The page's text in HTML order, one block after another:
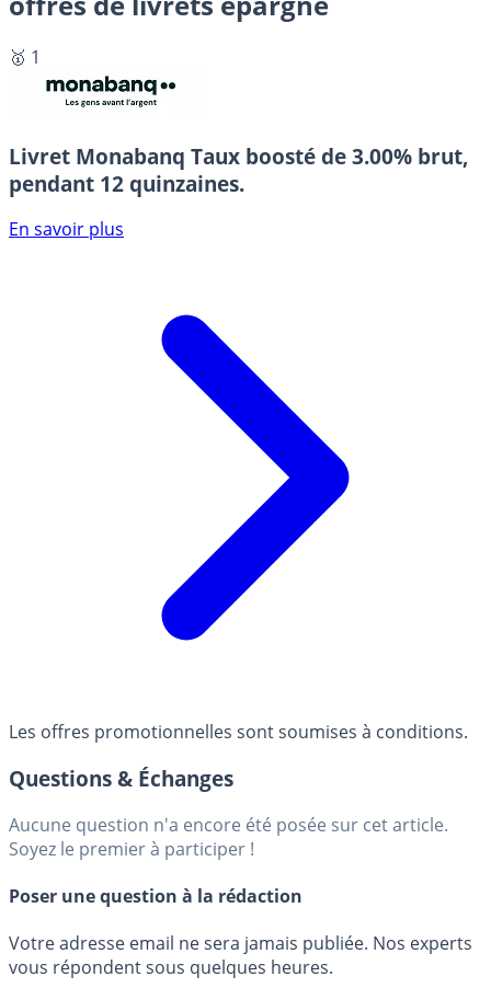
🥇 1
Livret Monabanq Taux boosté de 3.00% brut,
pendant 12 quinzaines.
En savoir plus
Les offres promotionnelles sont soumises à conditions.
Questions & Échanges
Aucune question n'a encore été posée sur cet article.
Soyez le premier à participer !
Poser une question à la rédaction
Votre adresse email ne sera jamais publiée. Nos experts
vous répondent sous quelques heures.